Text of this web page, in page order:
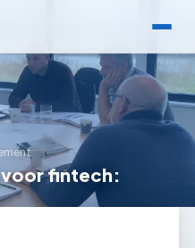
fintech: